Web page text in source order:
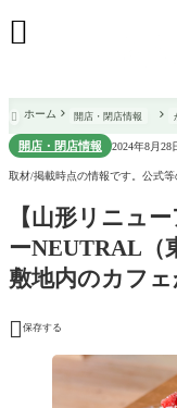

 ホーム 開店・閉店情報
開店・閉店情報 2024年8月28
取材/掲載時点の情報です。公式等
【山形リニュ
ーNEUTRAL（
敷地内のカフ
 保存する